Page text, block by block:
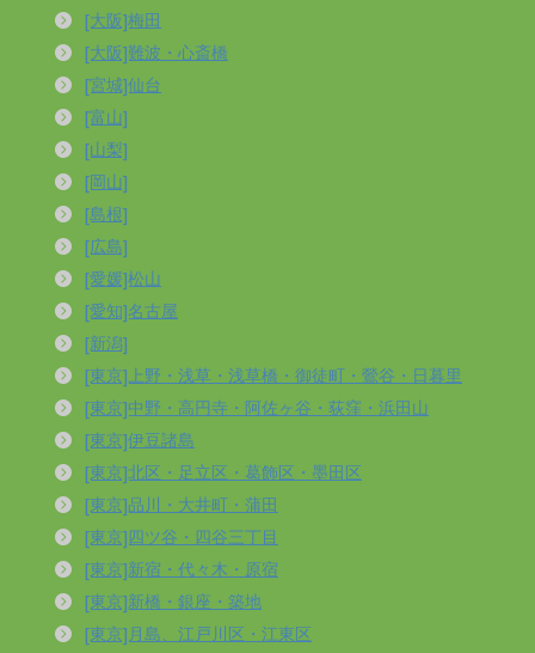
[大阪]梅田
[大阪]難波・心斎橋
[宮城]仙台
[富山]
[山梨]
[岡山]
[島根]
[広島]
[愛媛]松山
[愛知]名古屋
[新潟]
[東京]上野・浅草・浅草橋・御徒町・鶯谷・日暮里
[東京]中野・高円寺・阿佐ヶ谷・荻窪・浜田山
[東京]伊豆諸島
[東京]北区・足立区・葛飾区・墨田区
[東京]品川・大井町・蒲田
[東京]四ツ谷・四谷三丁目
[東京]新宿・代々木・原宿
[東京]新橋・銀座・築地
[東京]月島、江戸川区・江東区